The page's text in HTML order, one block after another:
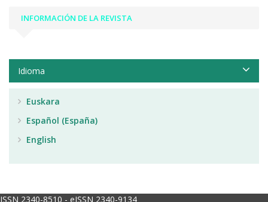
INFORMACIÓN DE LA REVISTA
Idioma
Euskara
Español (España)
English
ISSN 2340-8510 - eISSN 2340-9134